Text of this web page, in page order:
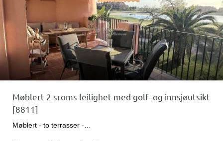
Møblert 2 sroms leilighet med golf- og innsjøutsikt
[8811]
Møblert - to terrasser -…